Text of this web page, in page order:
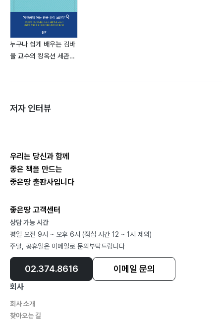
누구나 쉽게 배우는 김바
울 교수의 킹옥션 세관공
저자 인터뷰
우리는 당신과 함께
좋은 책을 만드는
좋은땅 출판사입니다
좋은땅 고객센터
상담 가능 시간
평일 오전 9시 ~ 오후 6시 (점심 시간 12 ~ 1시 제외)
주말, 공휴일은 이메일로 문의부탁드립니다
02.374.8616 이메일 문의
회사
회사 소개
찾아오는 길